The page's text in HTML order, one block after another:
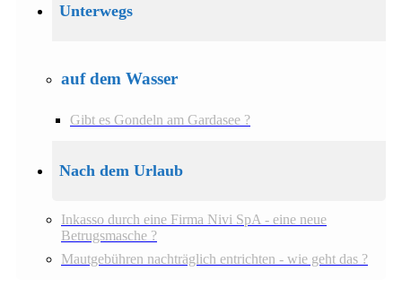
Unterwegs
auf dem Wasser
Gibt es Gondeln am Gardasee ?
Nach dem Urlaub
Inkasso durch eine Firma Nivi SpA - eine neue
Betrugsmasche ?
Mautgebühren nachträglich entrichten - wie geht das ?